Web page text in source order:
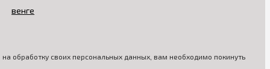
на обработку своих персональных данных, вам необходимо покинуть